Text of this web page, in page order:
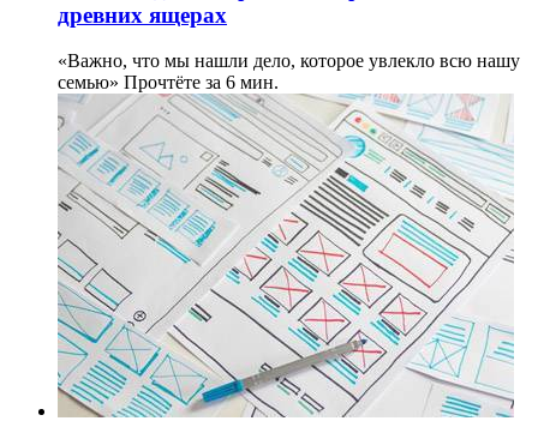
древних ящерах
«Важно, что мы нашли дело, которое увлекло всю нашу
семью» Прочтёте за 6 мин.